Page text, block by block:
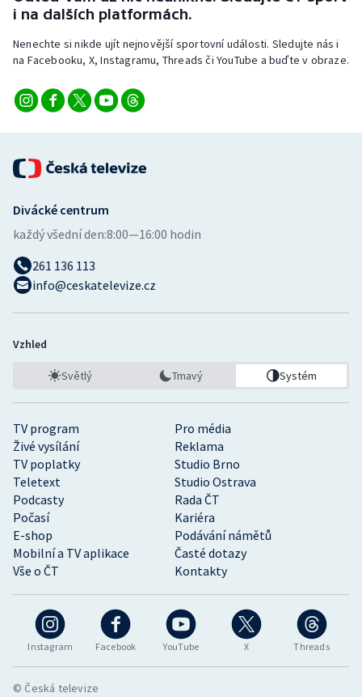
Triatlon
Veslování
Vodní slalom
Ostatní
i na dalších platformách.
Nenechte si nikde ujít nejnovější sportovní události. Sledujte nás i
na Facebooku, X, Instagramu, Threads či YouTube a buďte v obraze.
Instagram Facebook YouTube X Threads
TV program
Pro média
Živé vysílání
Reklama
TV poplatky
Studio Brno
Teletext
Studio Ostrava
Podcasty
Rada ČT
Počasí
Kariéra
E-shop
Podávání námětů
Mobilní a TV aplikace
Časté dotazy
Vše o ČT
Kontakty
Divácké centrum
každý všední den:8:00—16:00 hodin
261 136 113
info@ceskatelevize.cz
Vzhled
Světlý Tmavý Systém
© Česká televize